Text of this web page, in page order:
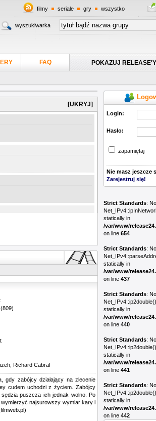
filmy seriale gry wszystko
wyszukiwarka
POKAZUJ
FAQ
Login:
Hasło:
zapamiętaj
Nie masz jeszcze
Zarejestruj się!
Strict Standards:
statically in
/var/www/
on line 654
Strict Standards:
statically in
/var/www/
on line 437
Strict Standards:
statically in
/var/www/
on line 440
Strict Standards:
statically in
/var/www/
on line 441
Strict Standards:
statically in
/var/www/
on line 442
[UKRYJ]
Richard Cabral
zabójcy działający na zlecenie
cudem uchodzi z życiem. Zabójcy
puszcza ich jednak wolno. Po
najsurowszy wymiar kary i